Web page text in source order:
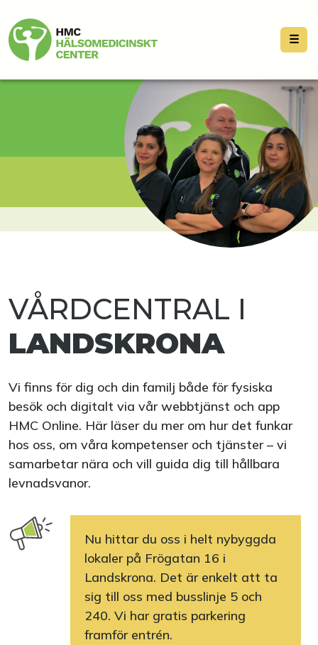
☰
VÅRDCENTRAL I
LANDSKRONA
Vi finns för dig och din familj både för fysiska
besök och digitalt via vår webbtjänst och app
HMC Online. Här läser du mer om hur det funkar
hos oss, om våra kompetenser och tjänster – vi
samarbetar nära och vill guida dig till hållbara
levnadsvanor.
Nu hittar du oss i helt nybyggda
lokaler på Frögatan 16 i
Landskrona. Det är enkelt att ta
sig till oss med busslinje 5 och
240. Vi har gratis parkering
framför entrén.